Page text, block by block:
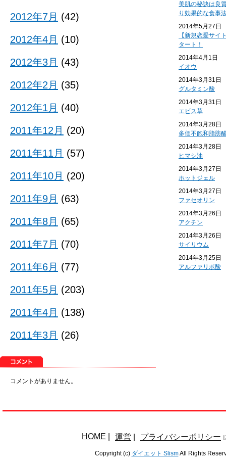
美肌の秘訣は良
り効果的な食事
2014年5月27日
【新規恋愛サイ
タート！
2014年4月1日
イオウ
2014年3月31日
グルタミン酸
2014年3月31日
エビス草
2014年3月28日
多価不飽和脂肪
2014年3月28日
ヒマシ油
2014年3月27日
ホットジェル
2014年3月27日
ファセオリン
2014年3月26日
アクチン
2014年3月26日
サイリウム
2014年3月25日
アルファリポ酸
2012年7月 (42)
2012年4月 (10)
2012年3月 (43)
2012年2月 (35)
2012年1月 (40)
2011年12月 (20)
2011年11月 (57)
2011年10月 (20)
2011年9月 (63)
2011年8月 (65)
2011年7月 (70)
2011年6月 (77)
2011年5月 (203)
2011年4月 (138)
2011年3月 (26)
コメントがありません。
HOME 運営 プライバシーポリシー
Copyright (c) ダイエット SlismAll Rights